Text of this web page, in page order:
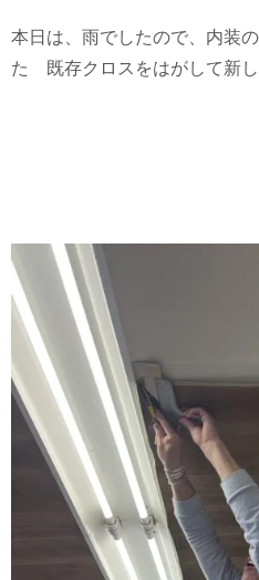
本日は、雨でしたので、内装
た 既存クロスをはがして新